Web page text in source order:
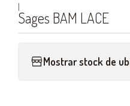
|
Sages BAM LACE
Mostrar stock de